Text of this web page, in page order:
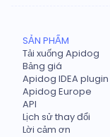
SẢN PHẨM
Tải xuống Apidog
Bảng giá
Apidog IDEA plugin
Apidog Europe
API
Lịch sử thay đổi
Lời cảm ơn